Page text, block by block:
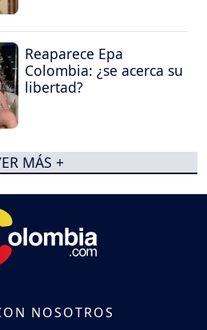
Reaparece Epa
Colombia: ¿se acerca su
libertad?
MÁS +
NOSOTROS